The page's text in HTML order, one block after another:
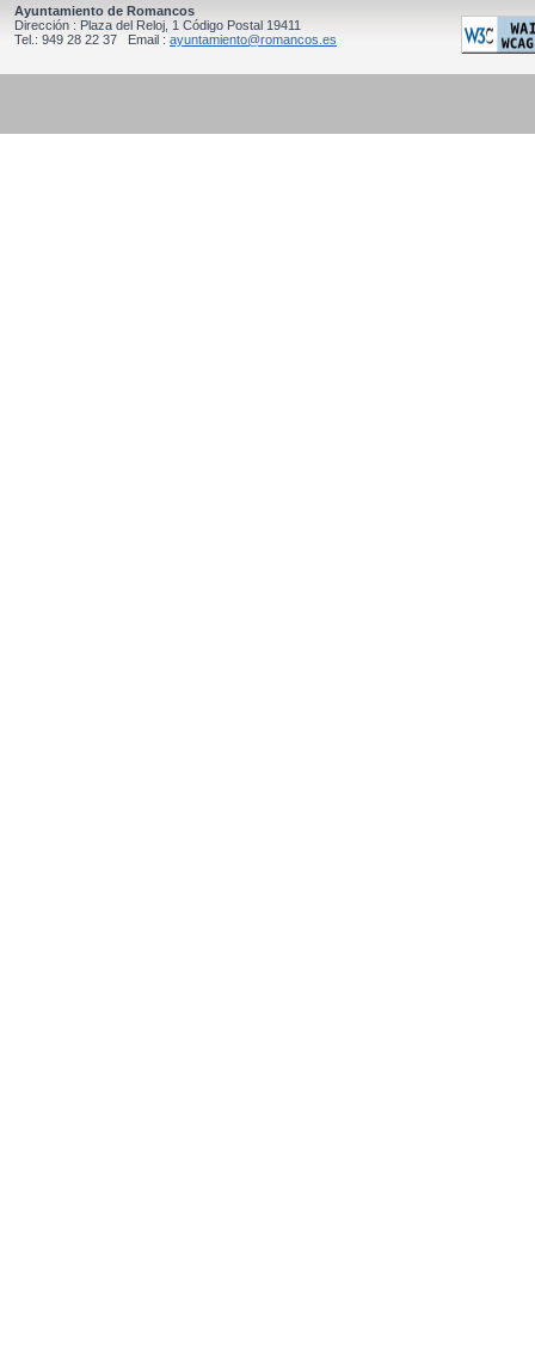
Ayuntamiento de Romancos
Dirección : Plaza del Reloj, 1 Código Postal 19411
Tel.: 949 28 22 37 Email : ayuntamiento@romancos.es